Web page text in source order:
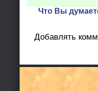
Что Вы
Добавлять